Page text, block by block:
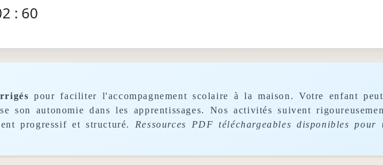
: 60
pour faciliter l'accompagnement scolaire à la maison. Votre enfant
son autonomie dans les apprentissages. Nos activités suivent
progressif et structuré. Ressources PDF téléchargeables disponibles